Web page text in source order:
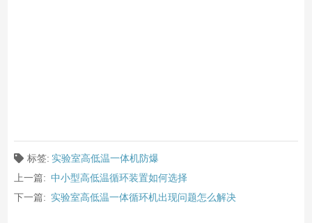
标签: 实验室高低温一体机防爆
上一篇: 中小型高低温循环装置如何选择
下一篇: 实验室高低温一体循环机出现问题怎么解决